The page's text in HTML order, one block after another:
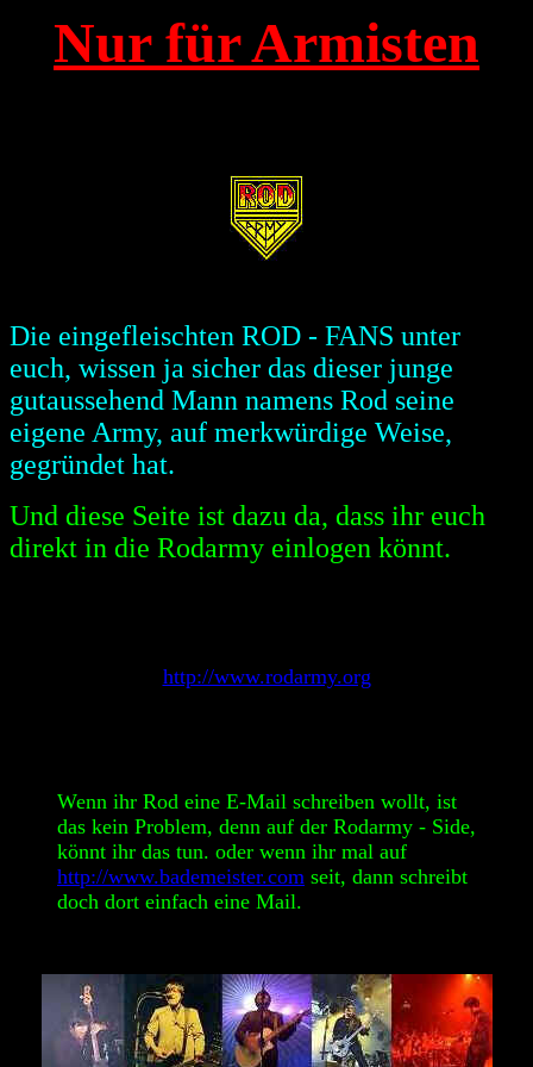
Nur für Armisten
Die eingefleischten ROD - FANS unter
euch, wissen ja sicher das dieser junge
gutaussehend Mann namens Rod seine
eigene Army, auf merkwürdige Weise,
gegründet hat.
Und diese Seite ist dazu da, dass ihr euch
direkt in die Rodarmy einlogen könnt.
http://www.rodarmy.org
Wenn ihr Rod eine E-Mail schreiben wollt, ist
das kein Problem, denn auf der Rodarmy - Side,
könnt ihr das tun. oder wenn ihr mal auf
http://www.bademeister.com seit, dann schreibt
doch dort einfach eine Mail.